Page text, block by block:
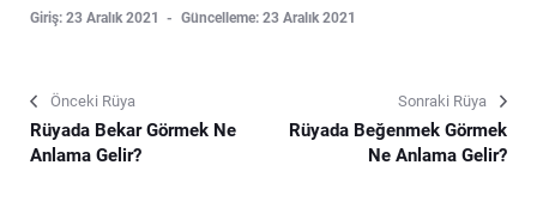
Giriş: 23 Aralık 2021 Güncelleme: 23 Aralık 2021
Önceki Rüya
Rüyada Bekar Görmek Ne
Anlama Gelir?
Sonraki Rüya
Rüyada Beğenmek Görmek
Ne Anlama Gelir?